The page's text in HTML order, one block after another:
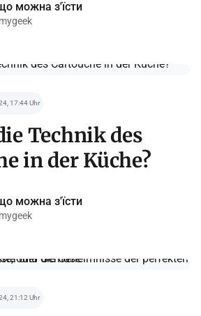
можна з'їсти
17:44 Uhr
Technik des
in der Küche?
можна з'їсти
21:12 Uhr